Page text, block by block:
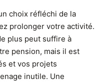
choix réfléchi de la
prolonger votre activité.
plus peut suffire à
pension, mais il est
et vos projets
inutile. Une